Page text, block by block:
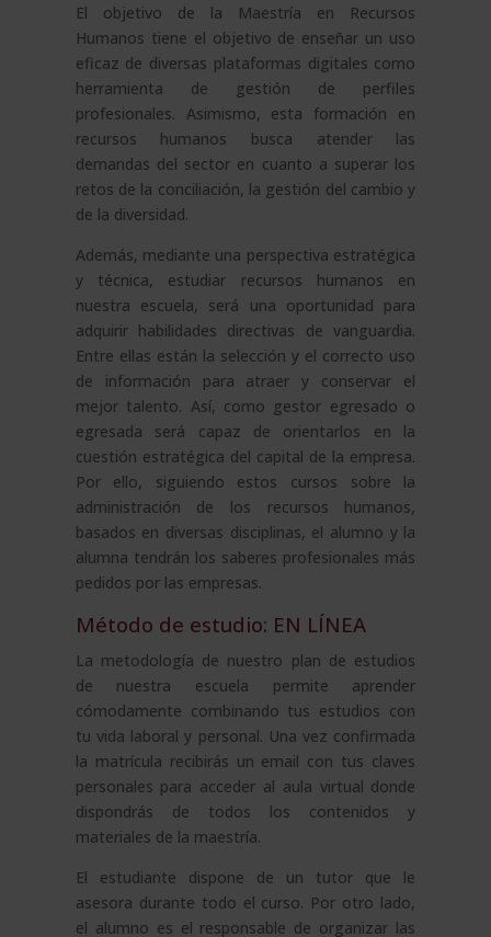
El objetivo de la Maestría en Recursos
Humanos tiene el objetivo de enseñar un uso
eficaz de diversas plataformas digitales como
herramienta de gestión de perfiles
profesionales. Asimismo, esta formación en
recursos humanos busca atender las
demandas del sector en cuanto a superar los
retos de la conciliación, la gestión del cambio y
de la diversidad.
Además, mediante una perspectiva estratégica
y técnica, estudiar recursos humanos en
nuestra escuela, será una oportunidad para
adquirir habilidades directivas de vanguardia.
Entre ellas están la selección y el correcto uso
de información para atraer y conservar el
mejor talento. Así, como gestor egresado o
egresada será capaz de orientarlos en la
cuestión estratégica del capital de la empresa.
Por ello, siguiendo estos cursos sobre la
administración de los recursos humanos,
basados en diversas disciplinas, el alumno y la
alumna tendrán los saberes profesionales más
pedidos por las empresas.
Método de estudio: EN LÍNEA
La metodología de nuestro plan de estudios
de nuestra escuela permite aprender
cómodamente combinando tus estudios con
tu vida laboral y personal. Una vez confirmada
la matrícula recibirás un email con tus claves
personales para acceder al aula virtual donde
dispondrás de todos los contenidos y
materiales de la maestría.
El estudiante dispone de un tutor que le
asesora durante todo el curso. Por otro lado,
el alumno es el responsable de organizar las